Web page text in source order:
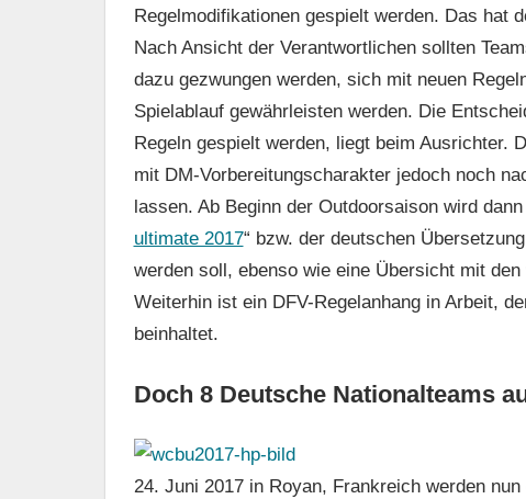
Regelmodifikationen gespielt werden. Das hat
Nach Ansicht der Verantwortlichen sollten
dazu gezwungen werden, sich mit neuen
Spielablauf gewährleisten werden. Die
Regeln gespielt werden, liegt beim Ausrichter.
mit DM-Vorbereitungscharakter jedoch noch
lassen. Ab Beginn der Outdoorsaison wird
ultimate 2017“ bzw. der deutschen
werden soll, ebenso wie eine Übersicht mit
Weiterhin ist ein DFV-Regelanhang in Arbeit,
beinhaltet.
Doch 8 Deutsche Nationalteams
24. Juni 2017 in Royan, Frankreich werden